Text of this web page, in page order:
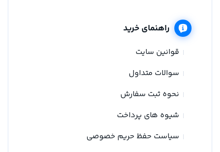
راهنمای خرید
قوانین سایت
سوالات متداول
نحوه ثبت سفارش
شیوه های پرداخت
سیاست حفظ حریم خصوصی